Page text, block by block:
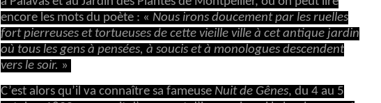
encore les mots du poète : « Nous irons doucement par les ruelles
fort pierreuses et tortueuses de cette vieille ville à cet antique jardin
où tous les gens à pensées, à soucis et à monologues descendent
vers le soir. »
C’est alors qu’il va connaître sa fameuse Nuit de Gênes, du 4 au 5